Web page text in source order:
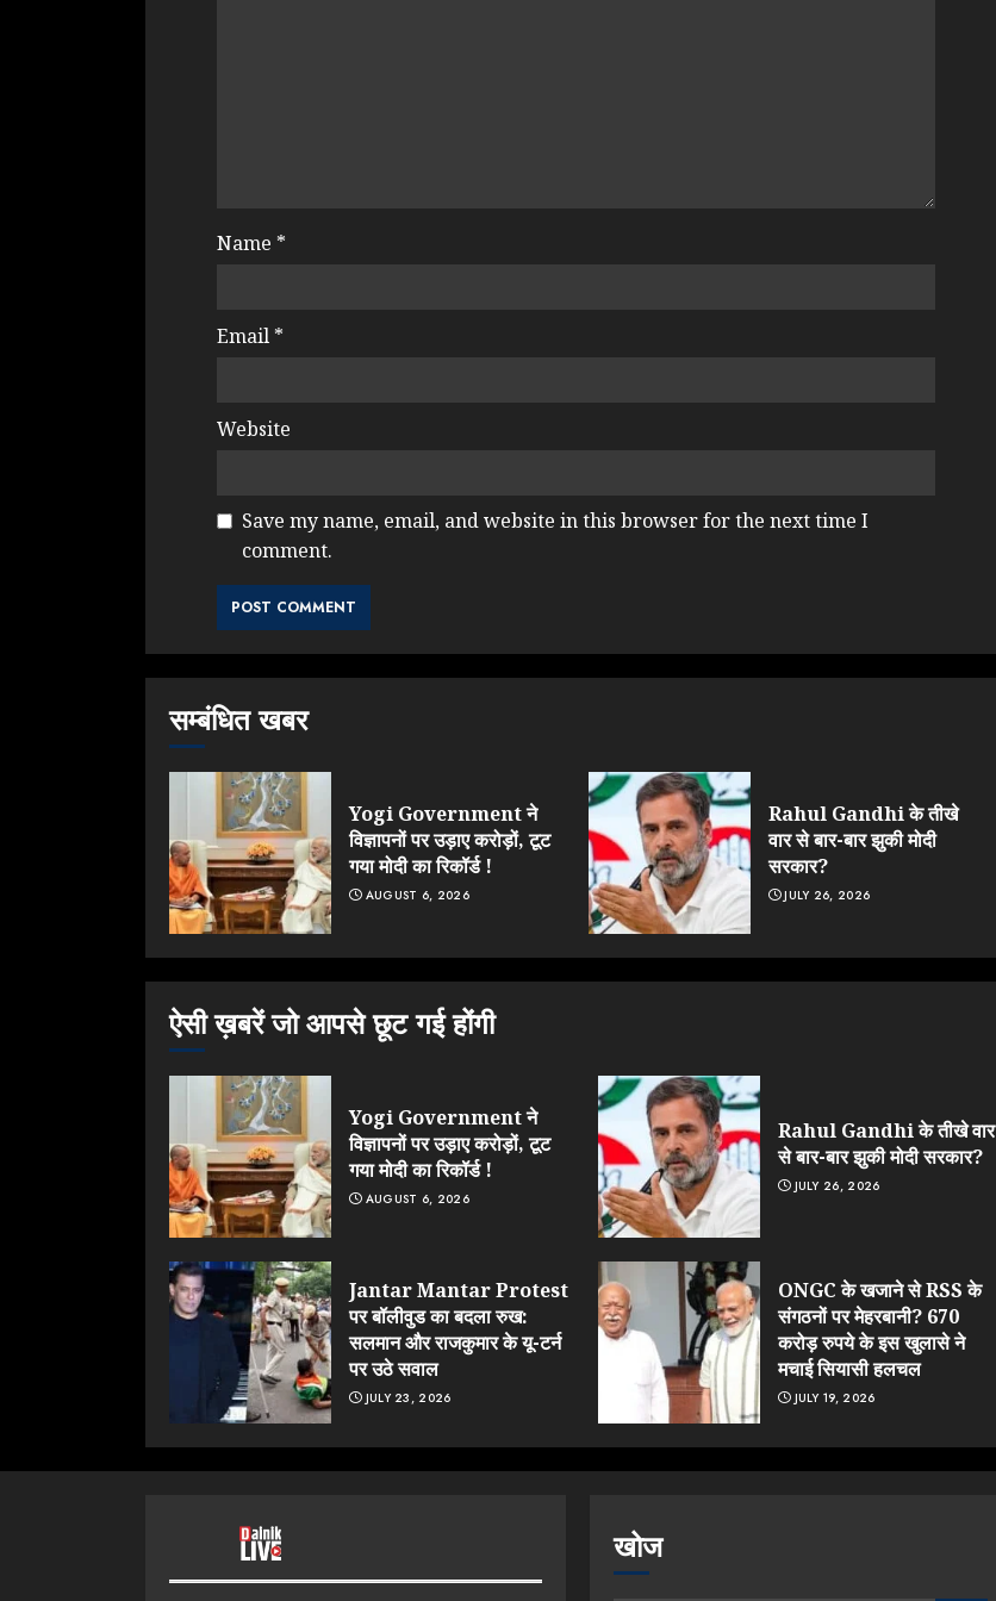
Name *
Email *
Website
Save my name, email, and website in this browser for the next time I
comment.
सम्बंधित खबर
Yogi Government ने
विज्ञापनों पर उड़ाए करोड़ों, टूट
गया मोदी का रिकॉर्ड !
AUGUST 6, 2026
Rahul Gandhi के तीखे
वार से बार-बार झुकी मोदी
सरकार?
JULY 26, 2026
ऐसी ख़बरें जो आपसे छूट गई होंगी
Yogi Government ने
विज्ञापनों पर उड़ाए करोड़ों, टूट
गया मोदी का रिकॉर्ड !
AUGUST 6, 2026
Rahul Gandhi के तीखे वार
से बार-बार झुकी मोदी सरकार?
JULY 26, 2026
Jantar Mantar Protest
पर बॉलीवुड का बदला रुख:
सलमान और राजकुमार के यू-टर्न
पर उठे सवाल
JULY 23, 2026
ONGC के खजाने से RSS के
संगठनों पर मेहरबानी? 670
करोड़ रुपये के इस खुलासे ने
मचाई सियासी हलचल
JULY 19, 2026
खोज